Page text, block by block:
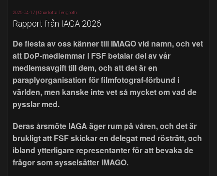
2026-04-17 | Charlotta Tengroth
Rapport från IAGA 2026
De flesta av oss känner till IMAGO vid namn, och vet
att DoP-medlemmar i FSF betalar del av vår
medlemsavgift till dem, och att det är en
paraplyorganisation för filmfotograf-förbund i
världen, men kanske inte vet så mycket om vad de
pysslar med.
Deras årsmöte IAGA äger rum på våren, och det är
brukligt att FSF skickar en delegat med rösträtt, och
ibland ytterligare representanter för att bevaka de
frågor som sysselsätter IMAGO.